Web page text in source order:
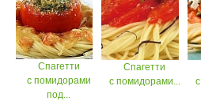
Спагетти
с помидорами
под...
Спагетти
с помидорами...